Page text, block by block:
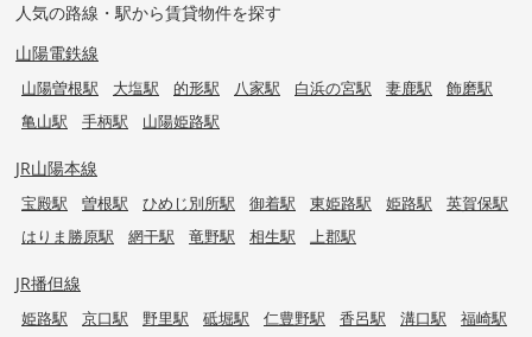
人気の路線・駅から賃貸物件を探す
山陽電鉄線
山陽曽根駅 大塩駅 的形駅 八家駅 白浜の宮駅 妻鹿駅
飾磨駅
亀山駅
手柄駅 山陽姫路駅
JR山陽本線
宝殿駅 曽根駅 ひめじ別所駅 御着駅 東姫路駅 姫路駅
英賀保駅
はりま勝原駅
網干駅 竜野駅 相生駅 上郡駅
JR播但線
姫路駅 京口駅 野里駅 砥堀駅 仁豊野駅 香呂駅 溝口駅
福崎駅